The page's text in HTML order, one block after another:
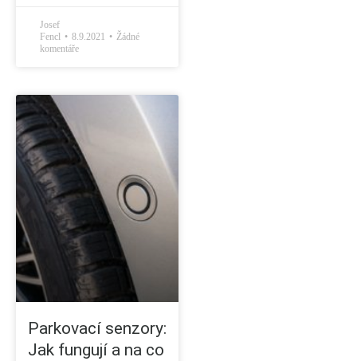
Josef
Fencl
8.9.2021
Žádné
komentáře
Parkovací senzory:
Jak fungují a na co